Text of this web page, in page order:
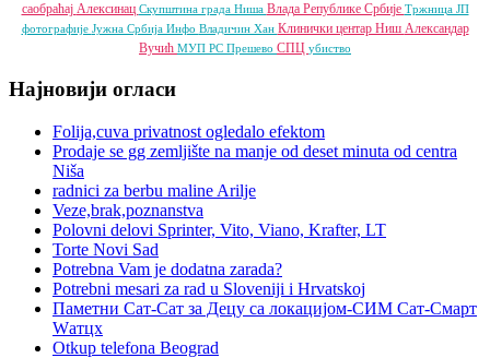
саобраћај Алексинац Скупштина града Ниша Влада Републике Србије Тржница ЈП
фотографије Јужна Србија Инфо Владичин Хан Клинички центар Ниш Александар
Вучић МУП РС Прешево СПЦ убиство
Најновији огласи
Folija,cuva privatnost ogledalo efektom
Prodaje se gg zemljište na manje od deset minuta od centra
Niša
radnici za berbu maline Arilje
Veze,brak,poznanstva
Polovni delovi Sprinter, Vito, Viano, Krafter, LT
Torte Novi Sad
Potrebna Vam je dodatna zarada?
Potrebni mesari za rad u Sloveniji i Hrvatskoj
Паметни Сат-Сат за Децу са локацијом-СИМ Сат-Смарт
Wатцх
Otkup telefona Beograd